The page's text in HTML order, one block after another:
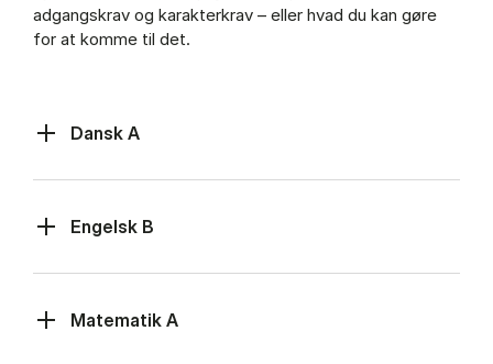
adgangskrav og karakterkrav – eller hvad du kan gøre
for at komme til det.
Dansk A
Engelsk B
Matematik A